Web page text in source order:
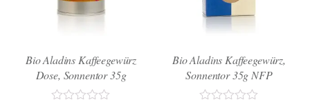
Bio Aladins Kaffeegewürz
Dose, Sonnentor 35g
Bio Aladins Kaffeegewürz,
Sonnentor 35g NFP